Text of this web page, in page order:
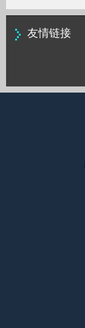
友情链接